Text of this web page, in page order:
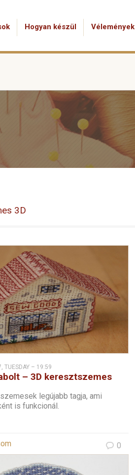
Hogyan készül Vélemények
3D
TUESDAY – 19:59
– 3D keresztszemes
legújabb tagja, ami
is funkcionál.
0